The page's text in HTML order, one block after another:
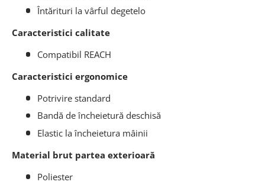
Întărituri la vârful degetelo
Caracteristici calitate
Compatibil REACH
Caracteristici ergonomice
Potrivire standard
Bandă de încheietură deschisă
Elastic la încheietura mâinii
Material brut partea exterioară
Poliester